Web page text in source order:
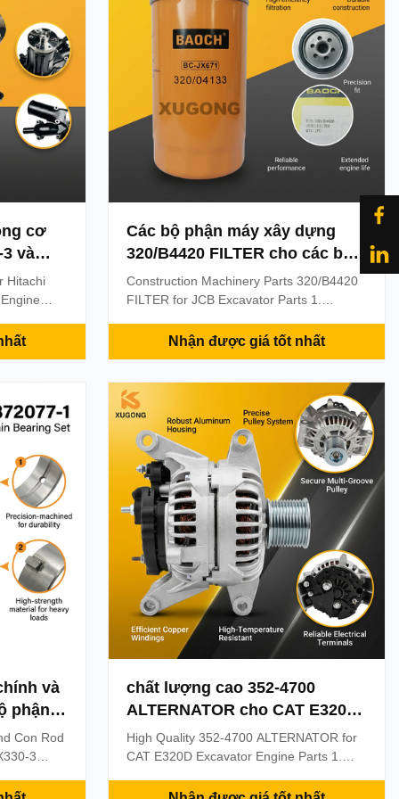
cơ
3 và
6
Hitachi
months-
week
...
Các bộ phận máy xây dựng
320/B4420 FILTER cho các bộ
phận máy đào JCB
Construction Machinery Parts 320/B4420
FILTER for JCB Excavator Parts 1.
6month MOQ(Minimum Order Quantity:) 1
Port: Guangzhou Delivery Methods:
Express: DHL Fedex EMS UPS or By ...
Nhận được giá tốt nhất
và
phận
3Con Rod
3
chất lượng cao 352-4700
ALTERNATOR cho CAT E320D
bộ phận động cơ excavator
High Quality 352-4700 ALTERNATOR for
CAT E320D Excavator Engine Parts 1.
6month MOQ(Minimum Order Quantity:) 1